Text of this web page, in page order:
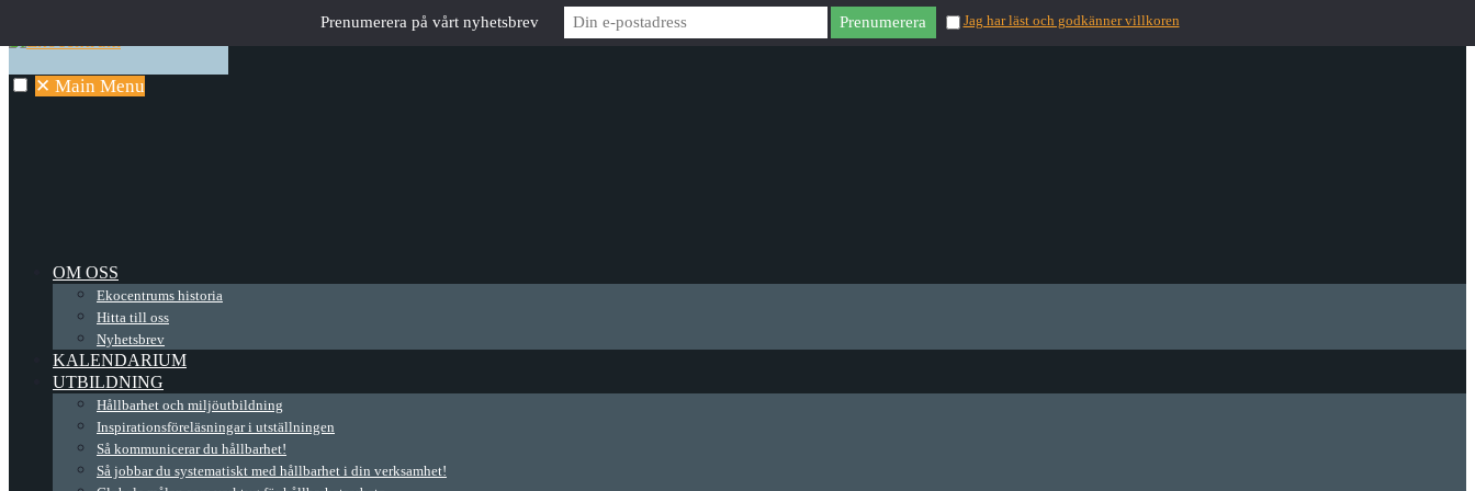
✕ Main Menu
OM OSS
Ekocentrums historia
Hitta till oss
Nyhetsbrev
KALENDARIUM
UTBILDNING
Hållbarhet och miljöutbildning
Inspirationsföreläsningar i utställningen
Så kommunicerar du hållbarhet!
Så jobbar du systematiskt med hållbarhet i din verksamhet!
Prenumerera på vårt nyhetsbrev Jag har läst och godkänner villkoren